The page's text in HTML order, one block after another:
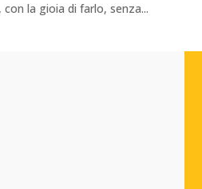
la gioia di farlo, senza...